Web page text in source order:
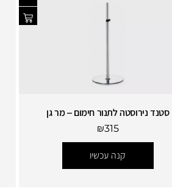
סטנד נירוסטה לתנור חימום – מר גן
₪315
קנה עכשיו